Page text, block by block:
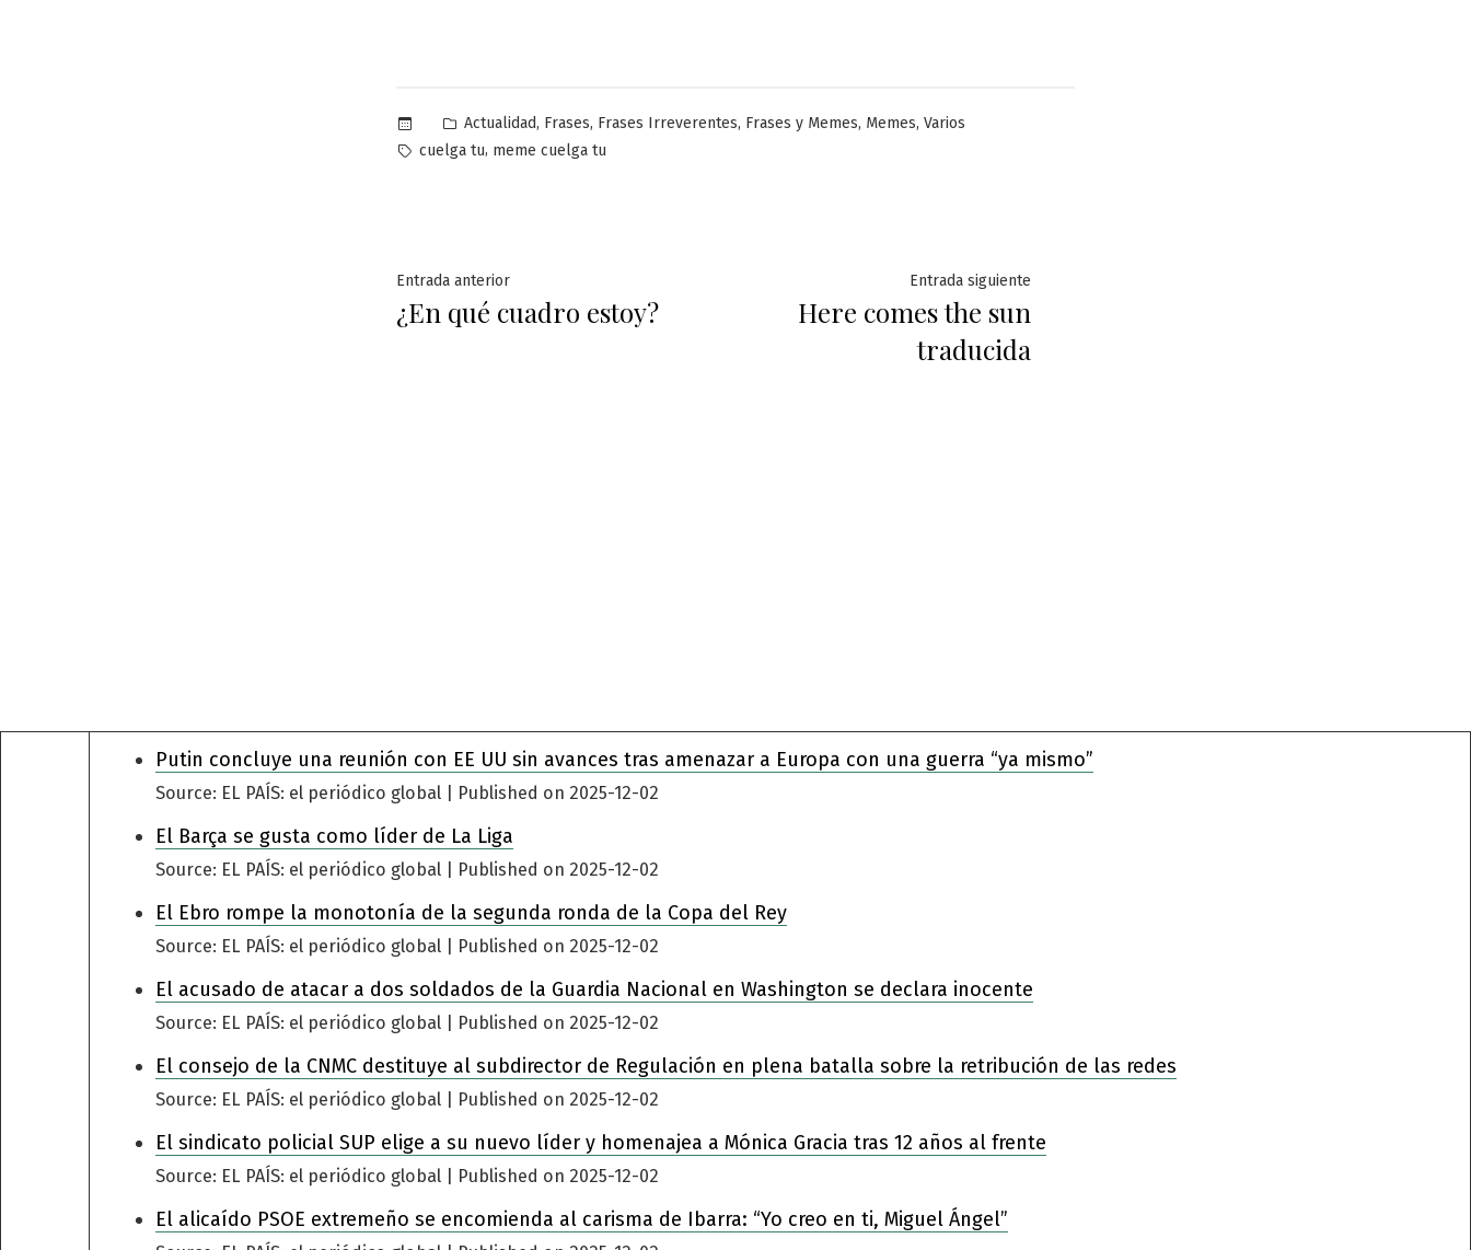
Publicado
en
Actualidad, Frases, Frases Irreverentes, Frases y Memes, Memes, Varios
Etiquetas:
cuelga tu, meme cuelga tu
Navegación
de
Entrada anteriorEntrada
anterior:
¿En qué cuadro estoy?
Entrada siguiente
Here comes the sun
traducida
Putin concluye una reunión con EE UU sin avances tras amenazar a Europa con una guerra “ya mismo”
Source: EL PAÍS: el periódico global Published on 2025-12-02
El Barça se gusta como líder de La Liga
Source: EL PAÍS: el periódico global Published on 2025-12-02
El Ebro rompe la monotonía de la segunda ronda de la Copa del Rey
Source: EL PAÍS: el periódico global Published on 2025-12-02
El acusado de atacar a dos soldados de la Guardia Nacional en Washington se declara inocente
Source: EL PAÍS: el periódico global Published on 2025-12-02
El consejo de la CNMC destituye al subdirector de Regulación en plena batalla sobre la retribución de las redes
Source: EL PAÍS: el periódico global Published on 2025-12-02
El sindicato policial SUP elige a su nuevo líder y homenajea a Mónica Gracia tras 12 años al frente
Source: EL PAÍS: el periódico global Published on 2025-12-02
El alicaído PSOE extremeño se encomienda al carisma de Ibarra: “Yo creo en ti, Miguel Ángel”